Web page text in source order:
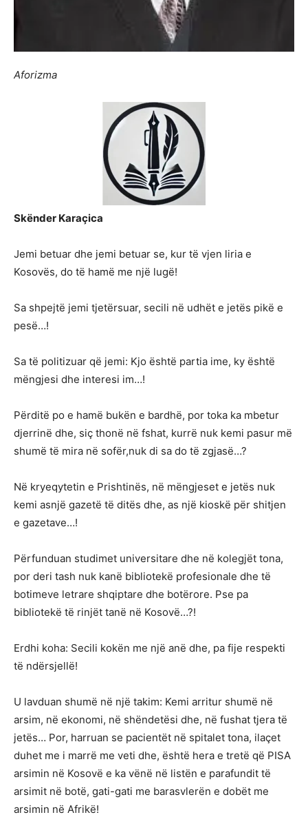
Aforizma
Skënder Karaçica
Jemi betuar dhe jemi betuar se, kur të vjen liria e
Kosovës, do të hamë me një lugë!
Sa shpejtë jemi tjetërsuar, secili në udhët e jetës pikë e
pesë…!
Sa të politizuar që jemi: Kjo është partia ime, ky është
mëngjesi dhe interesi im…!
Përditë po e hamë bukën e bardhë, por toka ka mbetur
djerrinë dhe, siç thonë në fshat, kurrë nuk kemi pasur më
shumë të mira në sofër,nuk di sa do të zgjasë…?
Në kryeqytetin e Prishtinës, në mëngjeset e jetës nuk
kemi asnjë gazetë të ditës dhe, as një kioskë për shitjen
e gazetave…!
Përfunduan studimet universitare dhe në kolegjët tona,
por deri tash nuk kanë bibliotekë profesionale dhe të
botimeve letrare shqiptare dhe botërore. Pse pa
bibliotekë të rinjët tanë në Kosovë…?!
Erdhi koha: Secili kokën me një anë dhe, pa fije respekti
të ndërsjellë!
U lavduan shumë në një takim: Kemi arritur shumë në
arsim, në ekonomi, në shëndetësi dhe, në fushat tjera të
jetës… Por, harruan se pacientët në spitalet tona, ilaçet
duhet me i marrë me veti dhe, është hera e tretë që PISA
arsimin në Kosovë e ka vënë në listën e parafundit të
arsimit në botë, gati-gati me barasvlerën e dobët me
arsimin në Afrikë!